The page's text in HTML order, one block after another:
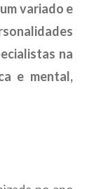
variado e
na
e mental,